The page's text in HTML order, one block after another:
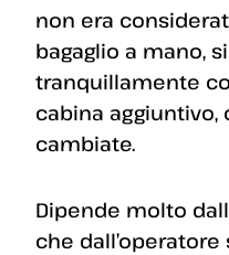
non era
bagaglio a mano,
tranquillamente
cabina aggiuntivo,
cambiate.
Dipende molto
che